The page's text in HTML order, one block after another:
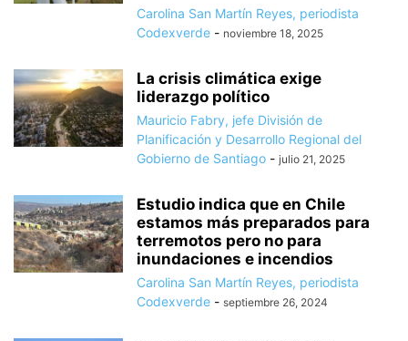
Carolina San Martín Reyes, periodista
Codexverde - noviembre 18, 2025
La crisis climática exige
liderazgo político
Mauricio Fabry, jefe División de
Planificación y Desarrollo Regional del
Gobierno de Santiago - julio 21, 2025
Estudio indica que en Chile
estamos más preparados para
terremotos pero no para
inundaciones e incendios
Carolina San Martín Reyes, periodista
Codexverde - septiembre 26, 2024